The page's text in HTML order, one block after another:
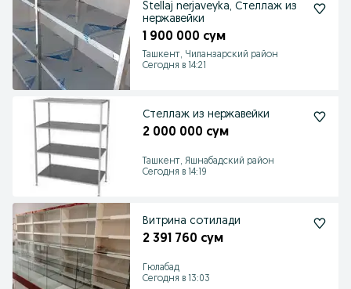
Stellaj nerjaveyka, Стеллаж из
нержавейки
1 900 000 сум
Ташкент, Чиланзарский район
Сегодня в 14:21
Стеллаж из нержавейки
2 000 000 сум
Ташкент, Яшнабадский район
Сегодня в 14:19
Витрина сотилади
2 391 760 сум
Гюлабад
Сегодня в 13:03